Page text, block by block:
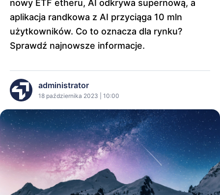
nowy ETF etheru, AI odkrywa supernową, a
aplikacja randkowa z AI przyciąga 10 mln
użytkowników. Co to oznacza dla rynku?
Sprawdź najnowsze informacje.
administrator
18 października 2023 | 10:00